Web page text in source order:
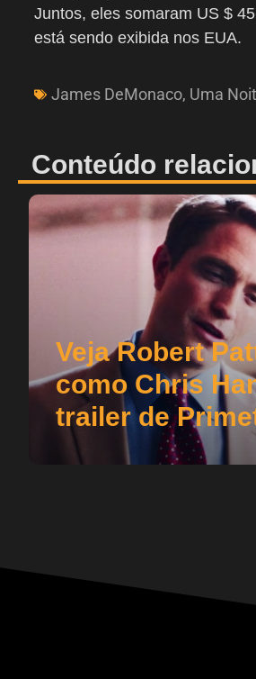
Juntos, eles somaram US $
está sendo exibida nos EUA.
James DeMonaco, Uma
Conteúdo
Veja Robert
como Chris
trailer de